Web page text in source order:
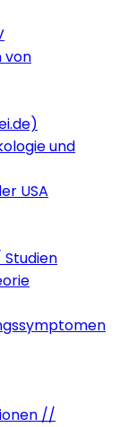
von
und
USA
//